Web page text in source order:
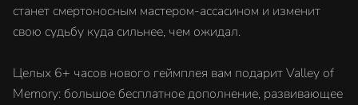
станет смертоносным мастером-ассасином и изменит
свою судьбу куда сильнее, чем ожидал.
Целых 6+ часов нового геймплея вам подарит Valley of
Memory: большое бесплатное дополнение, развивающее